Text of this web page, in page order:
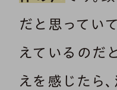
だと思ってい
えているのだ
えを感じたら